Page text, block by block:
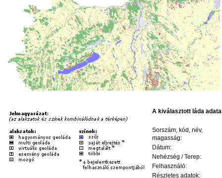
A kiválasztott láda
Sorszám, kód, név,
magasság:
Dátum:
Nehézség / Terep:
Felhasználó:
Részletes adatok: